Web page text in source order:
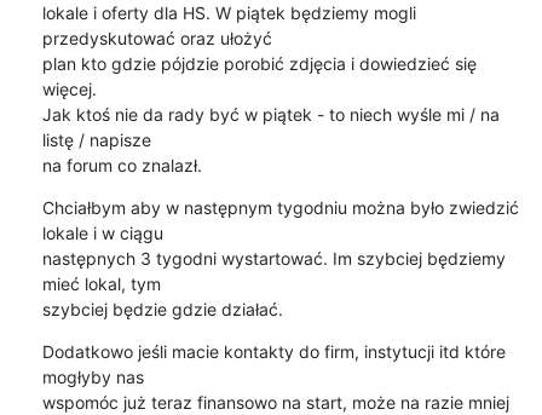
lokale i oferty dla HS. W piątek będziemy mogli
przedyskutować oraz ułożyć
plan kto gdzie pójdzie porobić zdjęcia i dowiedzieć się
więcej.
Jak ktoś nie da rady być w piątek - to niech wyśle mi / na
listę / napisze
na forum co znalazł.
Chciałbym aby w następnym tygodniu można było zwiedzić
lokale i w ciągu
następnych 3 tygodni wystartować. Im szybciej będziemy
mieć lokal, tym
szybciej będzie gdzie działać.
Dodatkowo jeśli macie kontakty do firm, instytucji itd które
mogłyby nas
wspomóc już teraz finansowo na start, może na razie mniej